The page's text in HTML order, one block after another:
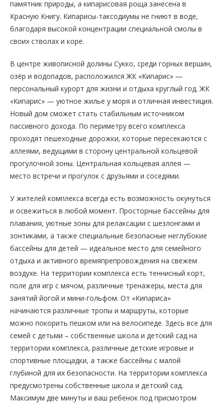
памятник природы, а кипарисовая роща занесена в
Красную Книгу. Кипарисы-таксодиумы не гниют в воде,
благодаря высокой концентрации специальной смолы в
своих стволах и коре.
В центре живописной долины Сукко, среди горных вершин,
озёр и водопадов, расположился ЖК «Кипарис» —
персональный курорт для жизни и отдыха круглый год. ЖК
«Кипарис» — уютное жилье у моря и отличная инвестиция.
Новый дом сможет стать стабильным источником
пассивного дохода. По периметру всего комплекса
проходят пешеходные дорожки, которые пересекаются с
аллеями, ведущими в сторону центральной кольцевой
прогулочной зоны. Центральная кольцевая аллея —
место встречи и прогулок с друзьями и соседями.
У жителей комплекса всегда есть возможность окунуться
и освежиться в любой момент. Просторные бассейны для
плавания, уютные зоны для релаксации с шезлонгами и
зонтиками, а также специальные безопасные неглубокие
бассейны для детей — идеальное место для семейного
отдыха и активного времяпрепровождения на свежем
воздухе. На территории комплекса есть теннисный корт,
поле для игр с мячом, различные тренажеры, места для
занятий йогой и мини-гольфом. От «Кипариса»
начинаются различные тропы и маршруты, которые
можно покорить пешком или на велосипеде. Здесь все для
семей с детьми – собственные школа и детский сад на
территории комплекса, различные детские игровые и
спортивные площадки, а также бассейны с малой
глубиной для их безопасности. На территории комплекса
предусмотрены собственные школа и детский сад.
Максимум две минуты и ваш ребенок под присмотром